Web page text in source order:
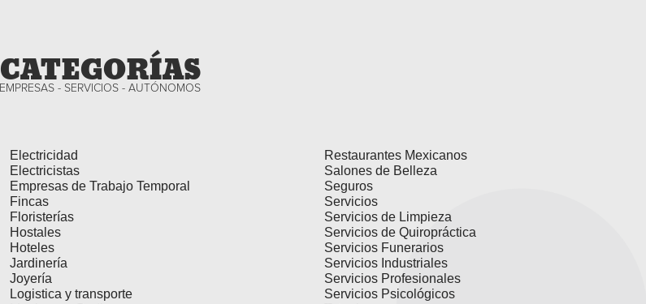
CATEGORÍAS
EMPRESAS - SERVICIOS - AUTÓNOMOS
Electricidad
Electricistas
Empresas de Trabajo Temporal
Fincas
Floristerías
Hostales
Hoteles
Jardinería
Joyería
Logistica y transporte
Restaurantes Mexicanos
Salones de Belleza
Seguros
Servicios
Servicios de Limpieza
Servicios de Quiropráctica
Servicios Funerarios
Servicios Industriales
Servicios Profesionales
Servicios Psicológicos